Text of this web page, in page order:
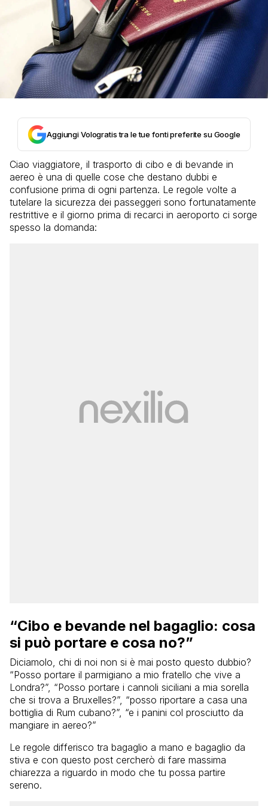
Aggiungi Vologratis tra le tue fonti preferite su Google
Ciao viaggiatore, il trasporto di cibo e di bevande in
aereo è una di quelle cose che destano dubbi e
confusione prima di ogni partenza. Le regole volte a
tutelare la sicurezza dei passeggeri sono fortunatamente
restrittive e il giorno prima di recarci in aeroporto ci sorge
spesso la domanda:
“Cibo e bevande nel bagaglio: cosa
si può portare e cosa no?”
Diciamolo, chi di noi non si è mai posto questo dubbio?
“Posso portare il parmigiano a mio fratello che vive a
Londra?”, “Posso portare i cannoli siciliani a mia sorella
che si trova a Bruxelles?”, “posso riportare a casa una
bottiglia di Rum cubano?”, “e i panini col prosciutto da
mangiare in aereo?”
Le regole differisco tra bagaglio a mano e bagaglio da
stiva e con questo post cercherò di fare massima
chiarezza a riguardo in modo che tu possa partire
sereno.